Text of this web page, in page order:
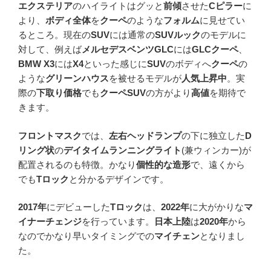
エクステリアのハイライトはグッと前傾させたCピラーに
より、 ボディ全体をクーペのようなフォルムに見せてい
るところ。現在のSUVには通常のSUVルックのモデルに
対して、例えばメルセデスベンツGLCにはGLCクーペ、
BMW X3にはX4といった感じにSUVのボディへクーペの
ようなグリーンハウスを被せるモデルが人気上昇中。実
際の下取り価格でもクーペSUVの方がより高値を期待で
きます。
フロントマスクでは、 左右ヘッドランプの下に独立したD
リング状のデイタイムランニングライト (兼ウィンカー)が
配置されるのも特徴。かなり個性的な造形で、遠くから
でもTロック と分かるデザインです。
2017年にデビューしたTロックは、 2022年に大がかりなマ
イナーチェンジを行っています。 日本上陸は2020年から
なのでかなり早いタイミングでのマイチェンとなりまし
た。